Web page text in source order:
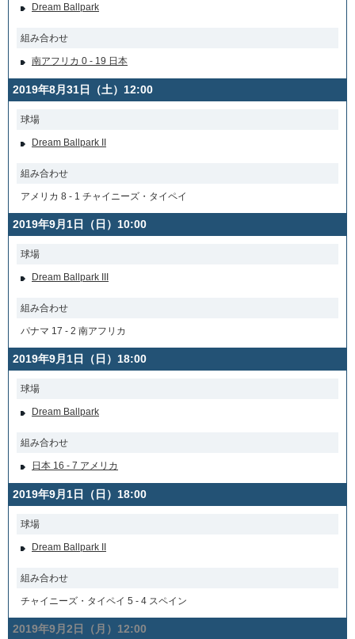
Dream Ballpark
組み合わせ
南アフリカ 0 - 19 日本
2019年8月31日（土）12:00
球場
Dream Ballpark II
組み合わせ
アメリカ 8 - 1 チャイニーズ・タイペイ
2019年9月1日（日）10:00
球場
Dream Ballpark III
組み合わせ
パナマ 17 - 2 南アフリカ
2019年9月1日（日）18:00
球場
Dream Ballpark
組み合わせ
日本 16 - 7 アメリカ
2019年9月1日（日）18:00
球場
Dream Ballpark II
組み合わせ
チャイニーズ・タイペイ 5 - 4 スペイン
2019年9月2日（月）12:00